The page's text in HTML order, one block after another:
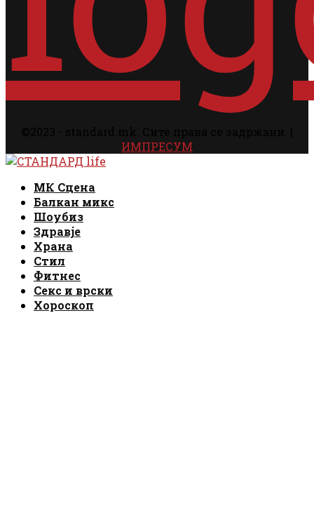
ИМПРЕСУМ
Facebook
Instagram
Email
Rss
МК Сцена
Балкан микс
Шоубиз
Здравје
Храна
Стил
Фитнес
Секс и врски
Хороскоп